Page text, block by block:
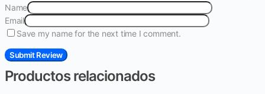
Name
Email
Save my name for the next time I comment.
Productos relacionados